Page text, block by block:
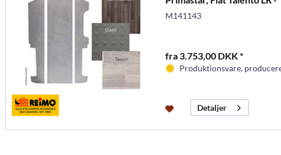
M141143
fra 3.753,00 DKK *
Produktionsvare,
Detaljer